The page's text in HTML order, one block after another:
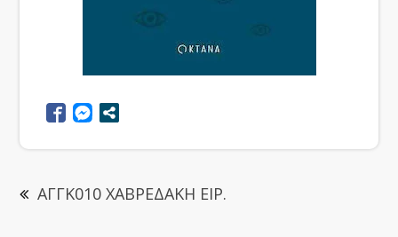
ΑΓΓΚ010 ΧΑΒΡΕΔΑΚΗ ΕΙΡ.